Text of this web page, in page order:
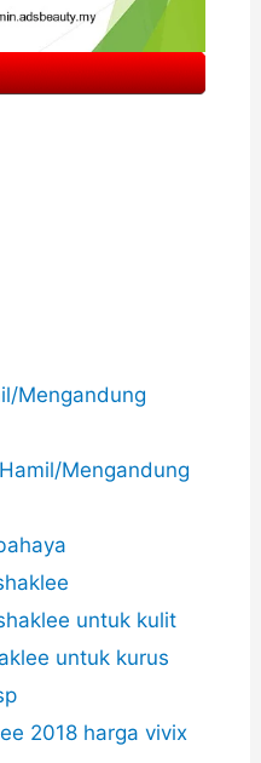
Mengandung
Mengandung
untuk kulit
untuk kurus
2018 harga vivix